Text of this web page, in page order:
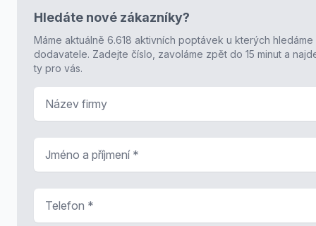
Hledáte nové zákazníky?
Máme aktuálně 6.618 aktivních poptávek u kterých hledáme
dodavatele. Zadejte číslo, zavoláme zpět do 15 minut a
ty pro vás.